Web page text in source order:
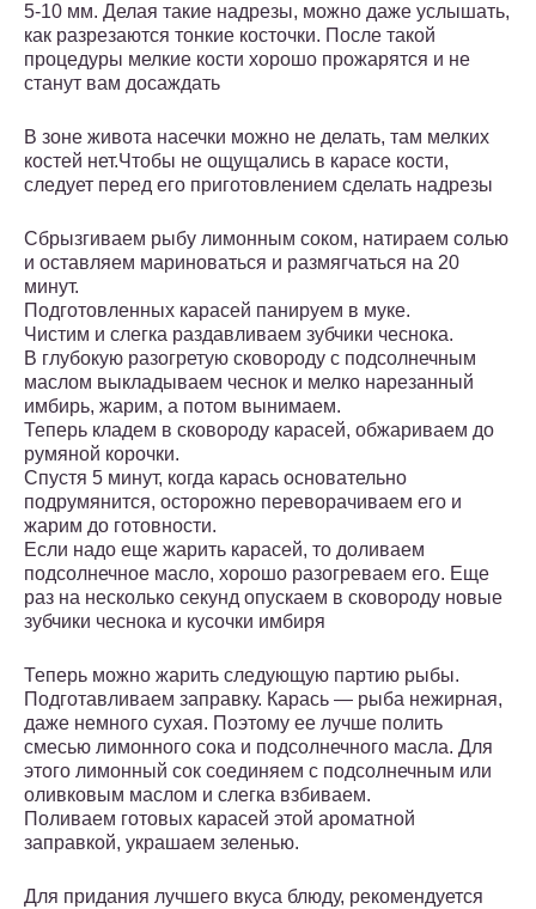
5-10 мм. Делая такие надрезы, можно даже услышать,
как разрезаются тонкие косточки. После такой
процедуры мелкие кости хорошо прожарятся и не
станут вам досаждать
В зоне живота насечки можно не делать, там мелких
костей нет.Чтобы не ощущались в карасе кости,
следует перед его приготовлением сделать надрезы
Сбрызгиваем рыбу лимонным соком, натираем солью
и оставляем мариноваться и размягчаться на 20
минут.
Подготовленных карасей панируем в муке.
Чистим и слегка раздавливаем зубчики чеснока.
В глубокую разогретую сковороду с подсолнечным
маслом выкладываем чеснок и мелко нарезанный
имбирь, жарим, а потом вынимаем.
Теперь кладем в сковороду карасей, обжариваем до
румяной корочки.
Спустя 5 минут, когда карась основательно
подрумянится, осторожно переворачиваем его и
жарим до готовности.
Если надо еще жарить карасей, то доливаем
подсолнечное масло, хорошо разогреваем его. Еще
раз на несколько секунд опускаем в сковороду новые
зубчики чеснока и кусочки имбиря
Теперь можно жарить следующую партию рыбы.
Подготавливаем заправку. Карась — рыба нежирная,
даже немного сухая. Поэтому ее лучше полить
смесью лимонного сока и подсолнечного масла. Для
этого лимонный сок соединяем с подсолнечным или
оливковым маслом и слегка взбиваем.
Поливаем готовых карасей этой ароматной
заправкой, украшаем зеленью.
Для придания лучшего вкуса блюду, рекомендуется